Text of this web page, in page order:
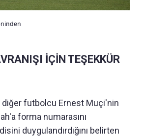
İÇİN TEŞEKKÜR
diğer futbolcu Ernest Muçi'nin
forma numarasını
duygulandırdığını belirten